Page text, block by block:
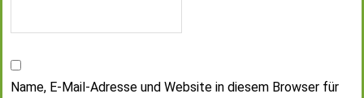
Name, E-Mail-Adresse und Website in diesem Browser für